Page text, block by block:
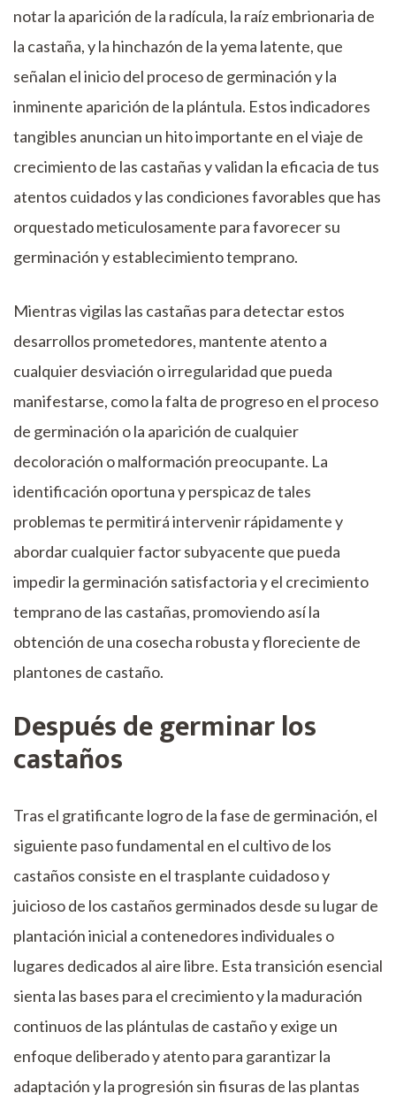
notar la aparición de la radícula, la raíz embrionaria de
la castaña, y la hinchazón de la yema latente, que
señalan el inicio del proceso de germinación y la
inminente aparición de la plántula. Estos indicadores
tangibles anuncian un hito importante en el viaje de
crecimiento de las castañas y validan la eficacia de tus
atentos cuidados y las condiciones favorables que has
orquestado meticulosamente para favorecer su
germinación y establecimiento temprano.
Mientras vigilas las castañas para detectar estos
desarrollos prometedores, mantente atento a
cualquier desviación o irregularidad que pueda
manifestarse, como la falta de progreso en el proceso
de germinación o la aparición de cualquier
decoloración o malformación preocupante. La
identificación oportuna y perspicaz de tales
problemas te permitirá intervenir rápidamente y
abordar cualquier factor subyacente que pueda
impedir la germinación satisfactoria y el crecimiento
temprano de las castañas, promoviendo así la
obtención de una cosecha robusta y floreciente de
plantones de castaño.
Después de germinar los
castaños
Tras el gratificante logro de la fase de germinación, el
siguiente paso fundamental en el cultivo de los
castaños consiste en el trasplante cuidadoso y
juicioso de los castaños germinados desde su lugar de
plantación inicial a contenedores individuales o
lugares dedicados al aire libre. Esta transición esencial
sienta las bases para el crecimiento y la maduración
continuos de las plántulas de castaño y exige un
enfoque deliberado y atento para garantizar la
adaptación y la progresión sin fisuras de las plantas